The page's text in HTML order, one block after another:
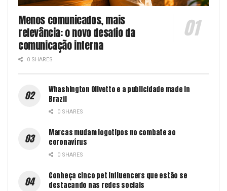
Menos comunicados, mais
relevância: o novo desafio da
comunicação interna
0 SHARES
Whashington Olivetto e a publicidade made in
Brazil
0 SHARES
Marcas mudam logotipos no combate ao
coronavírus
0 SHARES
Conheça cinco pet influencers que estão se
destacando nas redes sociais